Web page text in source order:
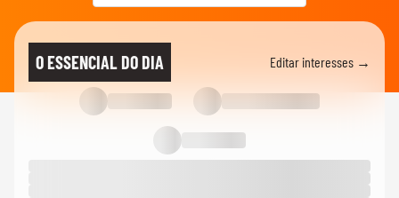
O ESSENCIAL DO DIA Editar interesses →